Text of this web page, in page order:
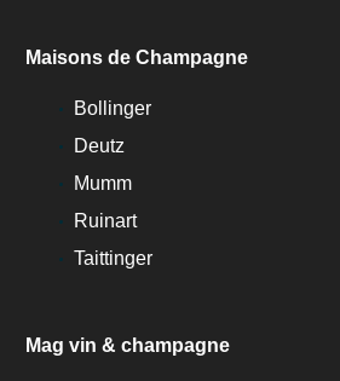
Maisons de Champagne
Bollinger
Deutz
Mumm
Ruinart
Taittinger
Mag vin & champagne